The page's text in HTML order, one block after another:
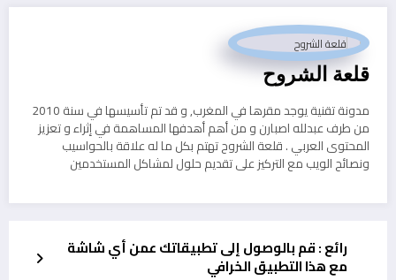
قلعة الشروح
مدونة تقنية يوجد مقرها في المغرب, و قد تم تأسيسها في سنة 2010
من طرف عبدلله اصبارن و من أهم أهدفها المساهمة في إثراء و تعزيز
المحتوى العربي . قلعة الشروح تهتم بكل ما له علاقة بالحواسيب
ونصائح الويب مع التركيز على تقديم حلول لمشاكل المستخدمين
رائع : قم بالوصول إلى تطبيقاتك عمن أي شاشة
مع هذا التطبيق الخرافي